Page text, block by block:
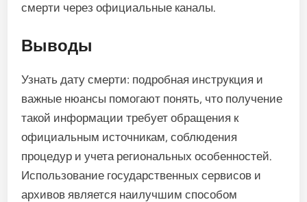
смерти через официальные каналы.
Выводы
Узнать дату смерти: подробная инструкция и
важные нюансы помогают понять, что получение
такой информации требует обращения к
официальным источникам, соблюдения
процедур и учета региональных особенностей.
Использование государственных сервисов и
архивов является наилучшим способом